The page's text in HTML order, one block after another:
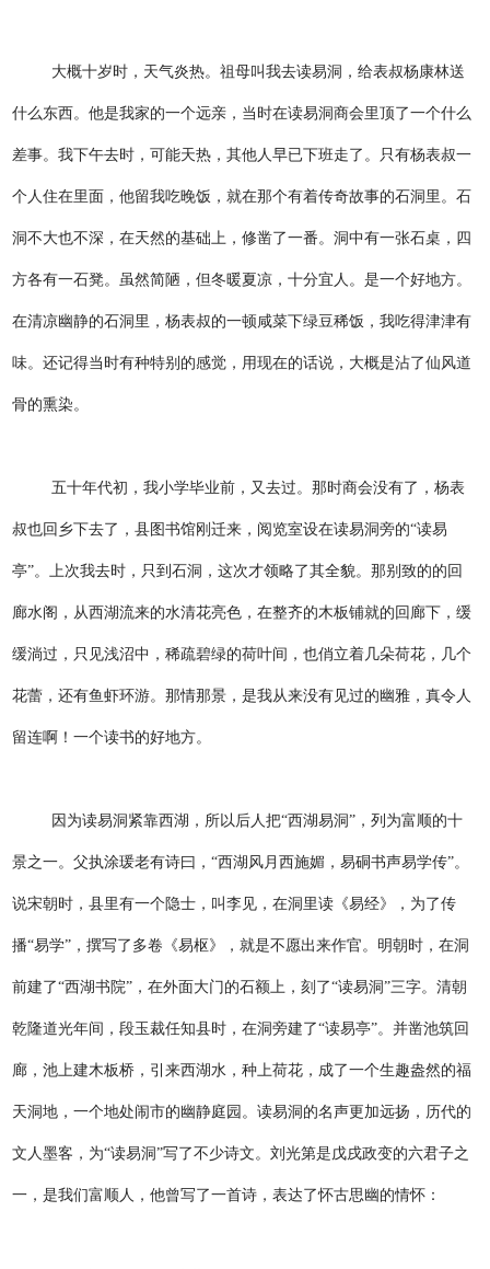
大概十岁时，天气炎热。祖母叫我去读易洞，给表叔杨康林送
什么东西。他是我家的一个远亲，当时在读易洞商会里顶了一个什么
差事。我下午去时，可能天热，其他人早已下班走了。只有杨表叔一
个人住在里面，他留我吃晚饭，就在那个有着传奇故事的石洞里。石
洞不大也不深，在天然的基础上，修凿了一番。洞中有一张石桌，四
方各有一石凳。虽然简陋，但冬暖夏凉，十分宜人。是一个好地方。
在清凉幽静的石洞里，杨表叔的一顿咸菜下绿豆稀饭，我吃得津津有
味。还记得当时有种特别的感觉，用现在的话说，大概是沾了仙风道
骨的熏染。
五十年代初，我小学毕业前，又去过。那时商会没有了，杨表
叔也回乡下去了，县图书馆刚迁来，阅览室设在读易洞旁的“读易
亭”。上次我去时，只到石洞，这次才领略了其全貌。那别致的的回
廊水阁，从西湖流来的水清花亮色，在整齐的木板铺就的回廊下，缓
缓淌过，只见浅沼中，稀疏碧绿的荷叶间，也俏立着几朵荷花，几个
花蕾，还有鱼虾环游。那情那景，是我从来没有见过的幽雅，真令人
留连啊！一个读书的好地方。
因为读易洞紧靠西湖，所以后人把“西湖易洞”，列为富顺的十
景之一。父执涂瑗老有诗曰，“西湖风月西施媚，易硐书声易学传”。
说宋朝时，县里有一个隐士，叫李见，在洞里读《易经》，为了传
播“易学”，撰写了多卷《易枢》，就是不愿出来作官。明朝时，在洞
前建了“西湖书院”，在外面大门的石额上，刻了“读易洞”三字。清朝
乾隆道光年间，段玉裁任知县时，在洞旁建了“读易亭”。并凿池筑回
廊，池上建木板桥，引来西湖水，种上荷花，成了一个生趣盎然的福
天洞地，一个地处闹市的幽静庭园。读易洞的名声更加远扬，历代的
文人墨客，为“读易洞”写了不少诗文。刘光第是戊戌政变的六君子之
一，是我们富顺人，他曾写了一首诗，表达了怀古思幽的情怀：